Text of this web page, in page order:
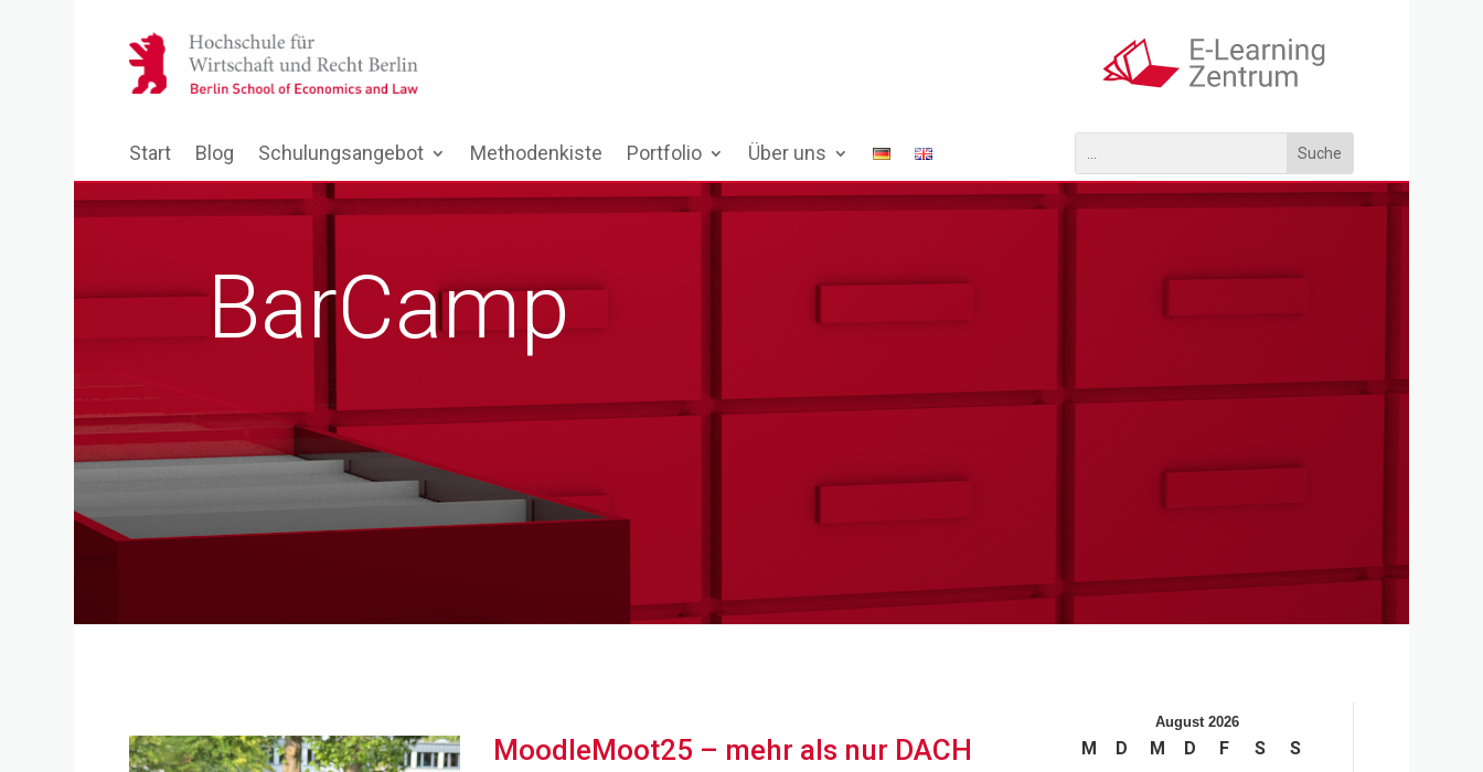
Start Blog Schulungsangebot Methodenkiste Portfolio Über uns
BarCamp
MoodleMoot25 – mehr als nur DACH
August 2026
M D M D F S
S